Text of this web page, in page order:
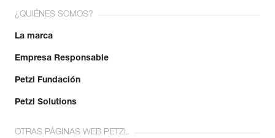
¿QUIÉNES SOMOS?
La marca
Empresa Responsable
Petzl Fundación
Petzl Solutions
OTRAS PÁGINAS WEB PETZL